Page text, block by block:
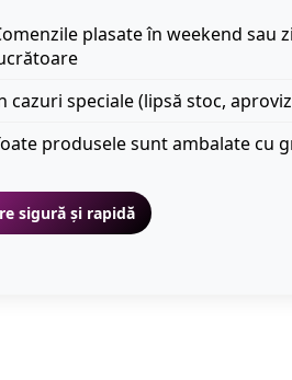
plasate în weekend sau
cazuri speciale (lipsă stoc,
produsele sunt ambalate cu
sigură și rapidă